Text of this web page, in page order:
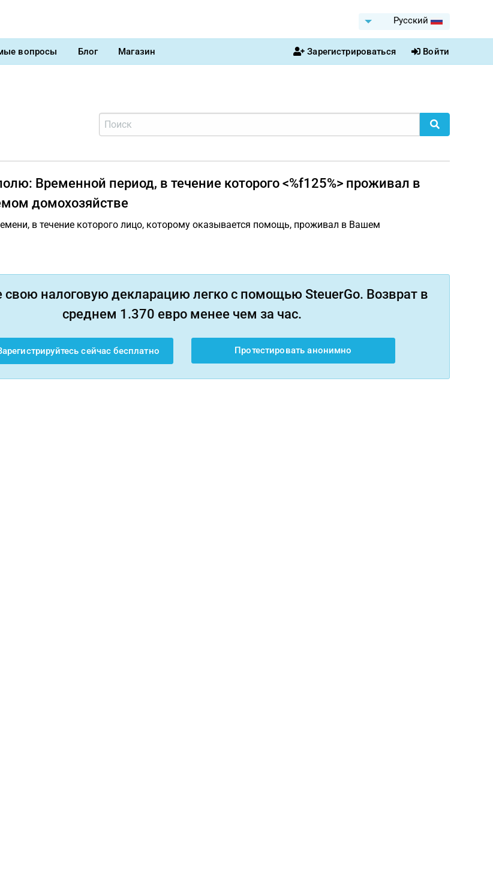
Pусский
вопросы Блог Магазин Зарегистрироваться Войти
Временной период, в течение которого <%f125%> проживал в
домохозяйстве
в течение которого лицо, которому оказывается помощь, проживал в Вашем
свою налоговую декларацию легко с помощью SteuerGo. Возврат в
среднем 1.370 евро менее чем за час.
сейчас бесплатно Протестировать анонимно